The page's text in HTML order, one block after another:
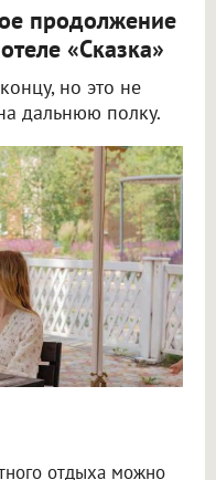
продолжение
«Сказка»
но это не
дальнюю полку.
отдыха можно